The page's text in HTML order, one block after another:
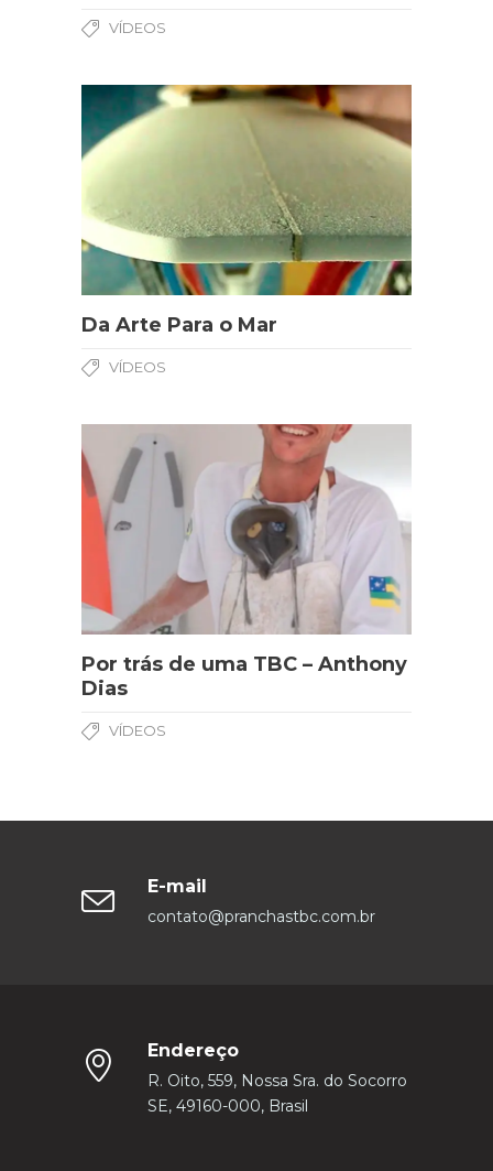
VÍDEOS
Da Arte Para o Mar
VÍDEOS
Por trás de uma TBC – Anthony
Dias
VÍDEOS
E-mail
contato@pranchastbc.com.br
Endereço
R. Oito, 559, Nossa Sra. do Socorro
SE, 49160-000, Brasil